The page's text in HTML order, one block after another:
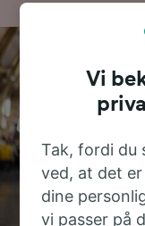
Vi
Tak, fordi du
ved, at det
dine
vi passer på